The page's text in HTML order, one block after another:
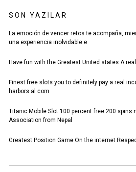
SON YAZILAR
La emoción de vencer retos te acompaña,
una experiencia inolvidable e
Have fun with the Greatest United states A
Finest free slots you to definitely pay a real
harbors al com
Titanic Mobile Slot 100 percent free 200 spins
Association from Nepal
Greatest Position Game On the internet